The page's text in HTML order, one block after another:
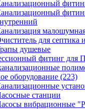
для септика
душевые
фитинг для
оборудование (223)
станции
вибрационные